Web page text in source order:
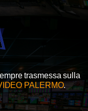
trasmessa sulla
PALERMO.